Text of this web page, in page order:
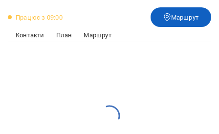
Працює з 09:00 Маршрут
Контакти План Маршрут